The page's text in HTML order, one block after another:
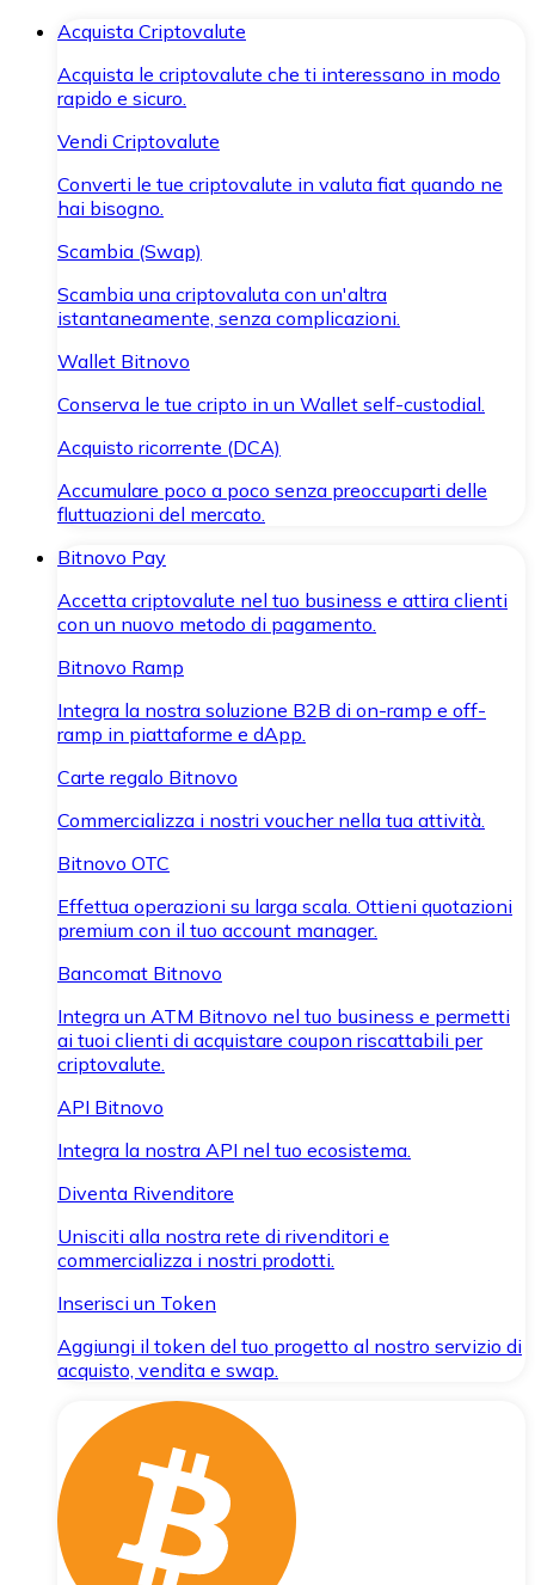
Acquista Criptovalute
Acquista le criptovalute che ti interessano in modo
rapido e sicuro.
Vendi Criptovalute
Converti le tue criptovalute in valuta fiat quando ne
hai bisogno.
Scambia (Swap)
Scambia una criptovaluta con un'altra
istantaneamente, senza complicazioni.
Wallet Bitnovo
Conserva le tue cripto in un Wallet self-custodial.
Acquisto ricorrente (DCA)
Accumulare poco a poco senza preoccuparti delle
fluttuazioni del mercato.
Bitnovo Pay
Accetta criptovalute nel tuo business e attira clienti
con un nuovo metodo di pagamento.
Bitnovo Ramp
Integra la nostra soluzione B2B di on-ramp e off-
ramp in piattaforme e dApp.
Carte regalo Bitnovo
Commercializza i nostri voucher nella tua attività.
Bitnovo OTC
Effettua operazioni su larga scala. Ottieni quotazioni
premium con il tuo account manager.
Bancomat Bitnovo
Integra un ATM Bitnovo nel tuo business e permetti
ai tuoi clienti di acquistare coupon riscattabili per
criptovalute.
API Bitnovo
Integra la nostra API nel tuo ecosistema.
Diventa Rivenditore
Unisciti alla nostra rete di rivenditori e
commercializza i nostri prodotti.
Inserisci un Token
Aggiungi il token del tuo progetto al nostro servizio di
acquisto, vendita e swap.